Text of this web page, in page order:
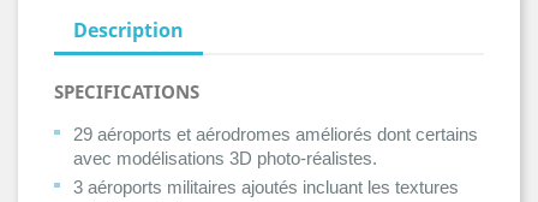
Description
SPECIFICATIONS
29 aéroports et aérodromes améliorés dont certains
avec modélisations 3D photo-réalistes.
3 aéroports militaires ajoutés incluant les textures